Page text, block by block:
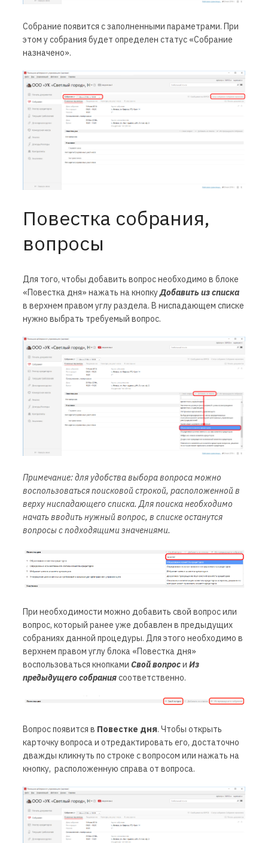
Собрание появится с заполненными параметрами. При
этом у собрания будет определен статус «Собрание
назначено».
Повестка собрания,
вопросы
Для того, чтобы добавить вопрос необходимо в блоке
«Повестка дня» нажать на кнопкуДобавить из списка
в верхнем правом углу раздела. В ниспадающем списке
нужно выбрать требуемый вопрос.
Примечание: для удобства выбора вопроса можно
воспользоваться поисковой строкой, расположенной в
верху ниспадающего списка. Для поиска необходимо
начать вводить нужный вопрос, в списке останутся
вопросы с подходящими значениями.
При необходимости можно добавить свой вопрос или
вопрос, который ранее уже добавлен в предыдущих
собраниях данной процедуры. Для этого необходимо в
верхнем правом углу блока «Повестка дня»
воспользоваться кнопками Свой вопроси Из
предыдущего собраниясоответственно.
Вопрос появится в Повестке дня. Чтобы открыть
карточку вопроса и отредактировать его, достаточно
дважды кликнуть по строке с вопросом или нажать на
кнопку, расположенную справа от вопроса.